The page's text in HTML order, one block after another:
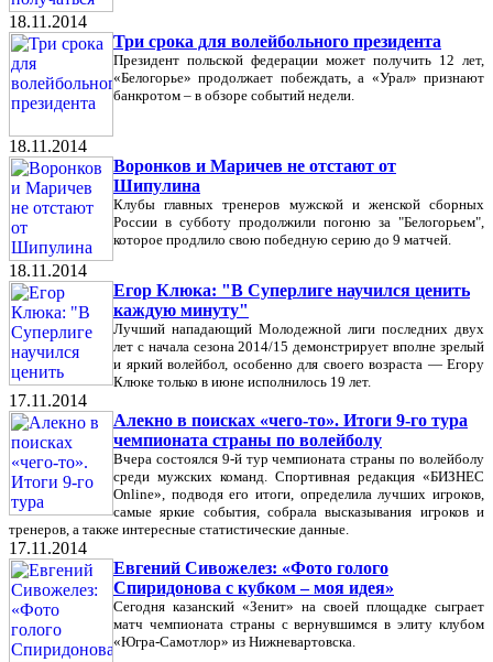
18.11.2014
Три срока для волейбольного президента
Президент польской федерации может получить 12 лет,
«Белогорье» продолжает побеждать, а «Урал» признают
банкротом – в обзоре событий недели.
18.11.2014
Воронков и Маричев не отстают от
Шипулина
Клубы главных тренеров мужской и женской сборных
России в субботу продолжили погоню за "Белогорьем",
которое продлило свою победную серию до 9 матчей.
18.11.2014
Егор Клюка: "В Суперлиге научился ценить
каждую минуту"
Лучший нападающий Молодежной лиги последних двух
лет с начала сезона 2014/15 демонстрирует вполне зрелый
и яркий волейбол, особенно для своего возраста — Егору
Клюке только в июне исполнилось 19 лет.
17.11.2014
Алекно в поисках «чего-то». Итоги 9-го тура
чемпионата страны по волейболу
Вчера состоялся 9-й тур чемпионата страны по волейболу
среди мужских команд. Спортивная редакция «БИЗНЕС
Online», подводя его итоги, определила лучших игроков,
самые яркие события, собрала высказывания игроков и
тренеров, а также интересные статистические данные.
17.11.2014
Евгений Сивожелез: «Фото голого
Спиридонова с кубком – моя идея»
Сегодня казанский «Зенит» на своей площадке сыграет
матч чемпионата страны с вернувшимся в элиту клубом
«Югра-Самотлор» из Нижневартовска.